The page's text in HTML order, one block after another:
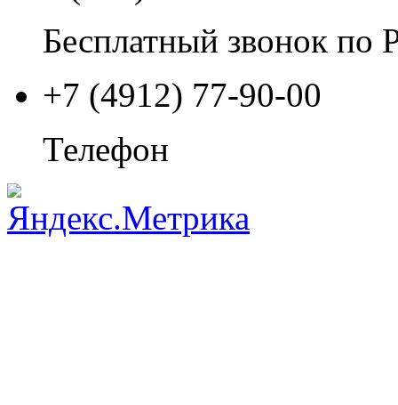
Бесплатный звонок по
+7 (4912) 77-90-00
Телефон